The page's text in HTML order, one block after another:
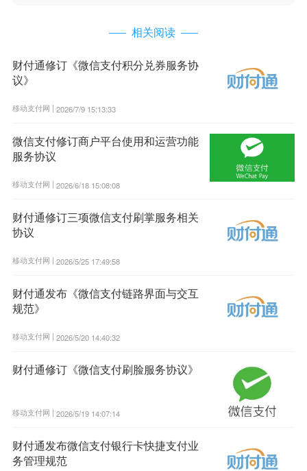
相关阅读
财付通修订《微信支付积分兑券服务协
议》
移动支付网 | 2026/7/9 15:13:33
微信支付修订商户平台使用和运营功能
服务协议
移动支付网 | 2026/6/18 15:08:08
财付通修订三项微信支付刷掌服务相关
协议
移动支付网 | 2026/5/25 17:49:58
财付通发布《微信支付链路界面与交互
规范》
移动支付网 | 2026/5/20 14:40:32
财付通修订《微信支付刷脸服务协议》
移动支付网 | 2026/5/19 14:07:14
财付通发布微信支付银行卡快捷支付业
务管理规范